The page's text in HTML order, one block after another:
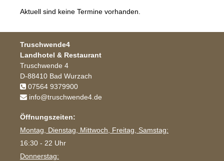
Aktuell sind keine Termine vorhanden.
Truschwende4
Landhotel & Restaurant
Truschwende 4
D-88410 Bad Wurzach
07564 9379900
info@truschwende4.de
Öffnungszeiten:
Montag, Dienstag, Mittwoch, Freitag, Samstag:
16:30 - 22 Uhr
Donnerstag: